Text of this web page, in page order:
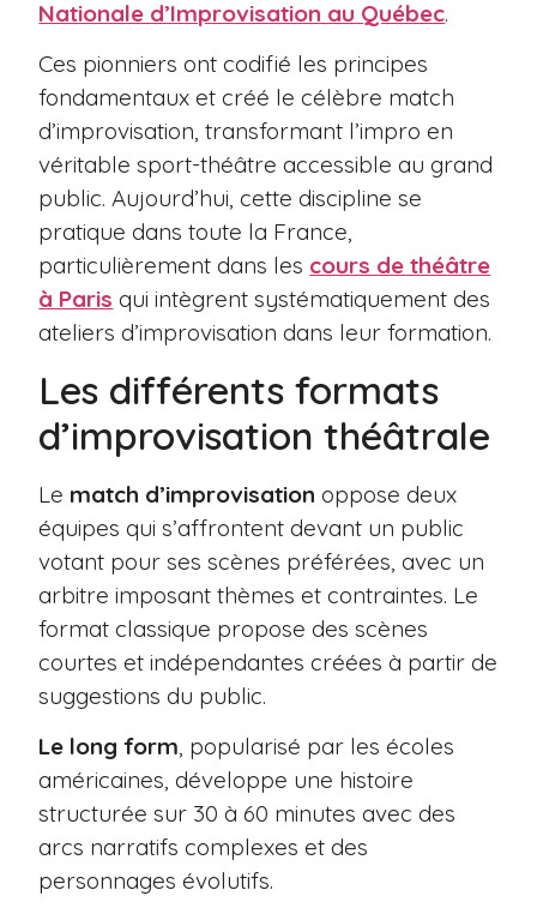
Nationale d’Improvisation au Québec.
Ces pionniers ont codifié les principes
fondamentaux et créé le célèbre match
d’improvisation, transformant l’impro en
véritable sport-théâtre accessible au grand
public. Aujourd’hui, cette discipline se
pratique dans toute la France,
particulièrement dans les cours de théâtre
à Paris qui intègrent systématiquement des
ateliers d’improvisation dans leur formation.
Les différents formats
d’improvisation théâtrale
Le match d’improvisation oppose deux
équipes qui s’affrontent devant un public
votant pour ses scènes préférées, avec un
arbitre imposant thèmes et contraintes. Le
format classique propose des scènes
courtes et indépendantes créées à partir de
suggestions du public.
Le long form, popularisé par les écoles
américaines, développe une histoire
structurée sur 30 à 60 minutes avec des
arcs narratifs complexes et des
personnages évolutifs.